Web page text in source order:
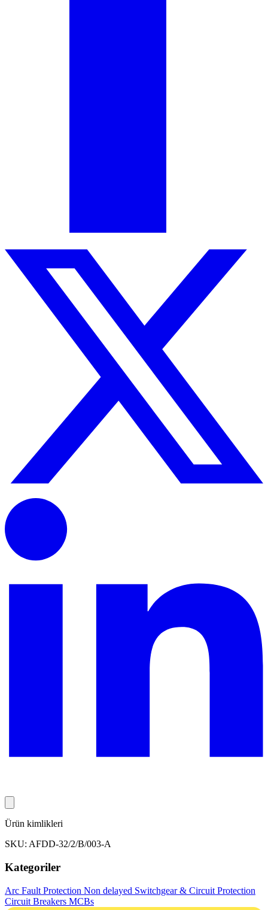
Ürün kimlikleri
SKU: AFDD-32/2/B/003-A
Kategoriler
Arc Fault Protection Non delayed Switchgear & Circuit Protection
Circuit Breakers MCBs